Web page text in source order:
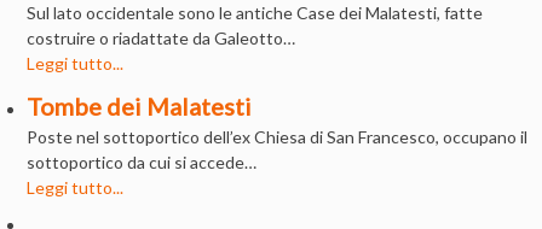
Sul lato occidentale sono le antiche Case dei Malatesti, fatte
costruire o riadattate da Galeotto…
Leggi tutto...
Tombe dei Malatesti
Poste nel sottoportico dell’ex Chiesa di San Francesco, occupano il
sottoportico da cui si accede…
Leggi tutto...